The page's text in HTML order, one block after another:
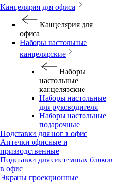
Канцелярия для офиса
Канцелярия для
офиса
Наборы настольные
канцелярские
Наборы
настольные
канцелярские
Наборы настольные
для руководителя
Наборы настольные
подарочные
Подставки для ног в офис
Аптечки офисные и
призводственные
Подставки для системных блоков
в офис
Экраны проекционные